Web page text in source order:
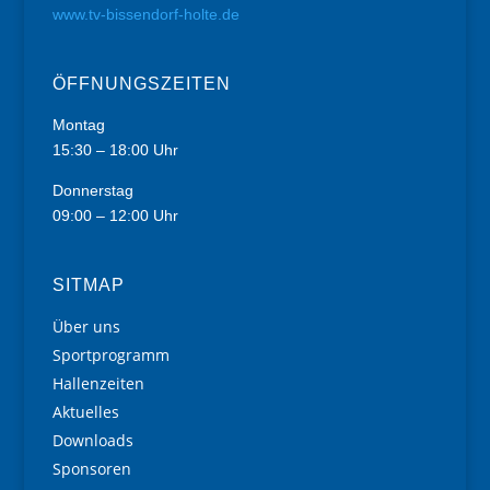
www.tv-bissendorf-holte.de
ÖFFNUNGSZEITEN
Montag
15:30 – 18:00 Uhr
Donnerstag
09:00 – 12:00 Uhr
SITMAP
Über uns
Sportprogramm
Hallenzeiten
Aktuelles
Downloads
Sponsoren